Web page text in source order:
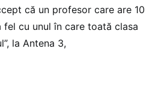
că un profesor care are 10
cu unul în care toată clasa
la Antena 3,